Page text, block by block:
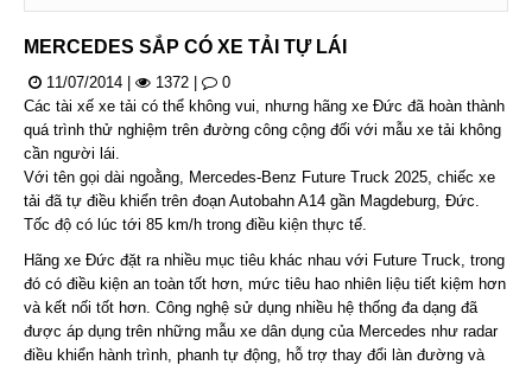
MERCEDES SẮP CÓ XE TẢI TỰ LÁI
11/07/2014 1372
0
Các tài xế xe tải có thể không vui, nhưng hãng xe Đức đã hoàn thành
quá trình thử nghiệm trên đường công cộng đối với mẫu xe tải không
cần người lái.
Với tên gọi dài ngoằng, Mercedes-Benz Future Truck 2025, chiếc xe
tải đã tự điều khiển trên đoạn Autobahn A14 gần Magdeburg, Đức.
Tốc độ có lúc tới 85 km/h trong điều kiện thực tế.
Hãng xe Đức đặt ra nhiều mục tiêu khác nhau với Future Truck, trong
đó có điều kiện an toàn tốt hơn, mức tiêu hao nhiên liệu tiết kiệm hơn
và kết nối tốt hơn. Công nghệ sử dụng nhiều hệ thống đa dạng đã
được áp dụng trên những mẫu xe dân dụng của Mercedes như radar
điều khiển hành trình, phanh tự động, hỗ trợ thay đổi làn đường và